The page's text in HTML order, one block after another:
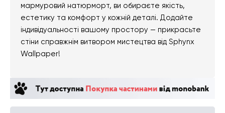
мармуровий натюрморт, ви обираєте якість,
естетику та комфорт у кожній деталі. Додайте
індивідуальності вашому простору — прикрасьте
стіни справжнім витвором мистецтва від Sphynx
Wallpaper!